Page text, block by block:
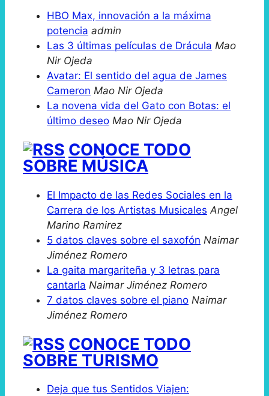
HBO Max, innovación a la máxima
potencia admin
Las 3 últimas películas de Drácula Mao
Nir Ojeda
Avatar: El sentido del agua de James
Cameron Mao Nir Ojeda
La novena vida del Gato con Botas: el
último deseo Mao Nir Ojeda
CONOCE TODO
SOBRE MÚSICA
El Impacto de las Redes Sociales en la
Carrera de los Artistas Musicales Angel
Marino Ramirez
5 datos claves sobre el saxofón Naimar
Jiménez Romero
La gaita margariteña y 3 letras para
cantarla Naimar Jiménez Romero
7 datos claves sobre el piano Naimar
Jiménez Romero
CONOCE TODO
SOBRE TURISMO
Deja que tus Sentidos Viajen: